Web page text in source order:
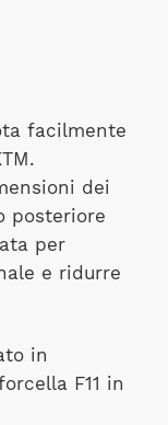
facilmente
dei
posteriore
per
e ridurre
in
F11 in